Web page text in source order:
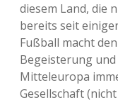
diesem Land, die
bereits seit
Fußball macht
Begeisterung
Mitteleuropa
Gesellschaft